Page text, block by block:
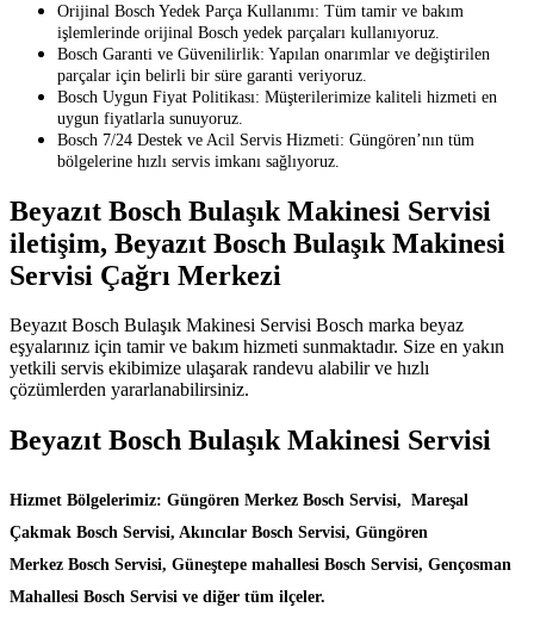
Orijinal Bosch Yedek Parça Kullanımı: Tüm tamir ve bakım
işlemlerinde orijinal Bosch yedek parçaları kullanıyoruz.
Bosch Garanti ve Güvenilirlik: Yapılan onarımlar ve değiştirilen
parçalar için belirli bir süre garanti veriyoruz.
Bosch Uygun Fiyat Politikası: Müşterilerimize kaliteli hizmeti en
uygun fiyatlarla sunuyoruz.
Bosch 7/24 Destek ve Acil Servis Hizmeti: Güngören’nın tüm
bölgelerine hızlı servis imkanı sağlıyoruz.
Beyazıt Bosch Bulaşık Makinesi Servisi
iletişim, Beyazıt Bosch Bulaşık Makinesi
Servisi Çağrı Merkezi
Beyazıt Bosch Bulaşık Makinesi Servisi Bosch marka beyaz
eşyalarınız için tamir ve bakım hizmeti sunmaktadır. Size en yakın
yetkili servis ekibimize ulaşarak randevu alabilir ve hızlı
çözümlerden yararlanabilirsiniz.
Beyazıt Bosch Bulaşık Makinesi Servisi
Hizmet Bölgelerimiz: Güngören Merkez Bosch Servisi, Mareşal
Çakmak Bosch Servisi, Akıncılar Bosch Servisi, Güngören
Merkez Bosch Servisi, Güneştepe mahallesi Bosch Servisi, Gençosman
Mahallesi Bosch Servisi ve diğer tüm ilçeler.